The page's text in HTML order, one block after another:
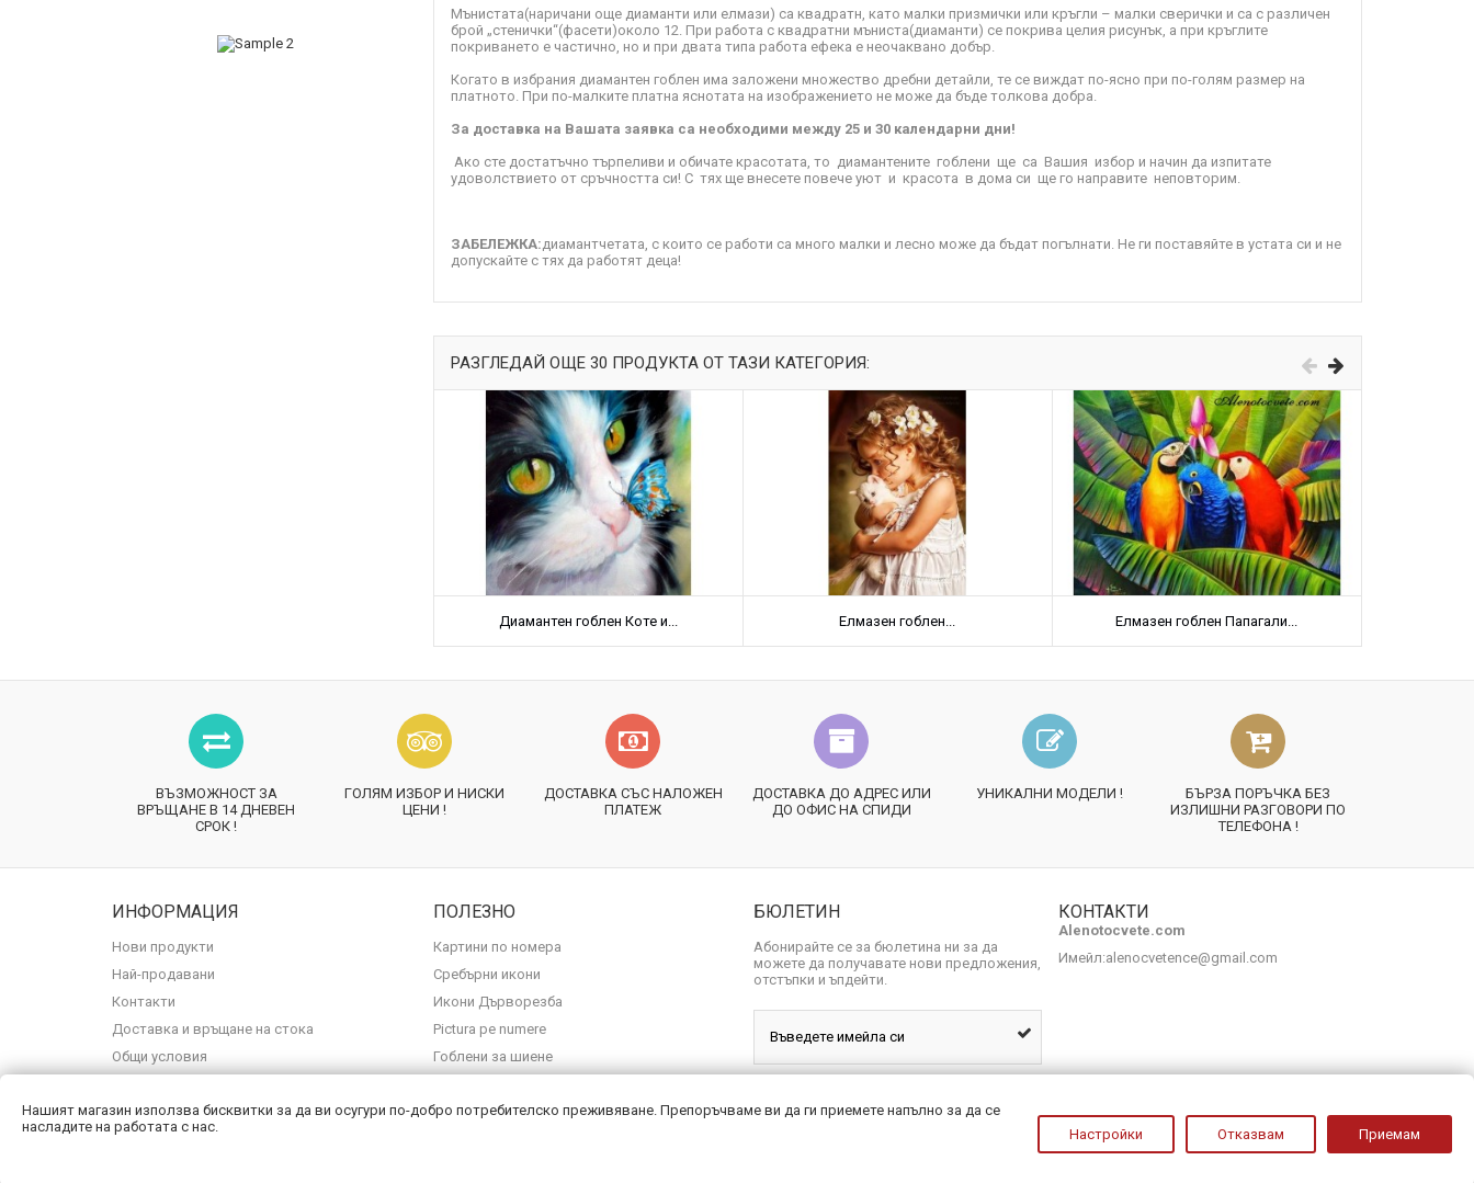
Мънистата(наричани още диаманти или елмази) са квадратн, като малки призмички или кръгли – малки сверички и са с различен
брой „стенички“(фасети)около 12. При работа с квадратни мъниста(диаманти) се покрива целия рисунък, а при кръглите
покриването е частично, но и при двата типа работа ефека е неочаквано добър.
Когато в избрания диамантен гоблен има заложени множество дребни детайли, те се виждат по-ясно при по-голям размер на
платното. При по-малките платна яснотата на изображението не може да бъде толкова добра.
За доставка на Вашата заявка са необходими между 25 и 30 календарни дни!
Ако сте достатъчно търпеливи и обичате красотата, то диамантените гоблени ще са Вашия избор и начин да изпитате
удоволствието от сръчността си! С тях ще внесете повече уют и красота в дома си ще го направите неповторим.
ЗАБЕЛЕЖКА: диамантчетата, с които се работи са много малки и лесно може да бъдат погълнати. Не ги поставяйте в устата си и не
допускайте с тях да работят деца!
РАЗГЛЕДАЙ ОЩЕ 30 ПРОДУКТА ОТ ТАЗИ КАТЕГОРИЯ:
Диамантен гоблен Коте и... Елмазен гоблен... Елмазен гоблен Папагали...
ВЪЗМОЖНОСТ ЗА
ВРЪЩАНЕ В 14 ДНЕВЕН
СРОК !
ГОЛЯМ ИЗБОР И НИСКИ
ЦЕНИ !
ДОСТАВКА СЪС НАЛОЖЕН
ПЛАТЕЖ
ДОСТАВКА ДО АДРЕС ИЛИ
ДО ОФИС НА СПИДИ
УНИКАЛНИ МОДЕЛИ !
БЪРЗА ПОРЪЧКА БЕЗ
ИЗЛИШНИ РАЗГОВОРИ ПО
ТЕЛЕФОНА !
ИНФОРМАЦИЯ
Нови продукти
Най-продавани
Контакти
Доставка и връщане на стока
Общи условия
ПОЛЕЗНО
Картини по номера
Сребърни икони
Икони Дърворезба
Pictura pe numere
Гоблени за шиене
БЮЛЕТИН
Абонирайте се за бюлетина ни за да
можете да получавате нови предложения,
отстъпки и ъпдейти.
КОНТАКТИ
Alenotocvete.com
Имейл:alenocvetence@gmail.com
Нашият магазин използва бисквитки за да ви осугури по-добро потребителско преживяване. Препоръчваме ви да ги приемете напълно за да се
насладите на работата с нас.
Настройки Отказвам Приемам